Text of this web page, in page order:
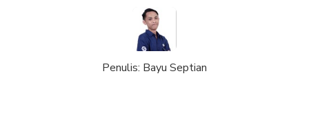
Penulis: Bayu Septian